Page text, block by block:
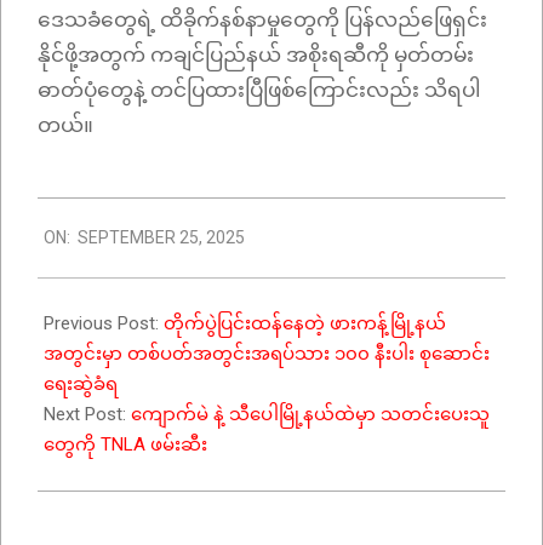
ဒေသခံတွေရဲ့ ထိခိုက်နစ်နာမှုတွေကို ပြန်လည်ဖြေရှင်း
နိုင်ဖို့အတွက် ကချင်ပြည်နယ် အစိုးရဆီကို မှတ်တမ်း
ဓာတ်ပုံတွေနဲ့ တင်ပြထားပြီဖြစ်ကြောင်းလည်း သိရပါ
တယ်။
09-
25
ON: SEPTEMBER 25, 2025
Previous Post: တိုက်ပွဲပြင်းထန်နေတဲ့ ဖားကန့်မြို့နယ်
အတွင်းမှာ တစ်ပတ်အတွင်းအရပ်သား ၁၀၀ နီးပါး စုဆောင်း
ရေးဆွဲခံရ
Next Post: ကျောက်မဲ နဲ့ သီပေါမြို့နယ်ထဲမှာ သတင်းပေးသူ
တွေကို TNLA ဖမ်းဆီး